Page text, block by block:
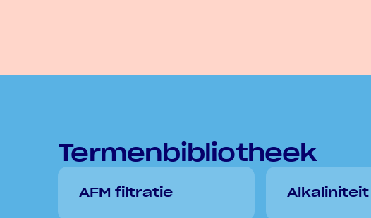
Termenbibliotheek
AFM filtratie Alkaliniteit